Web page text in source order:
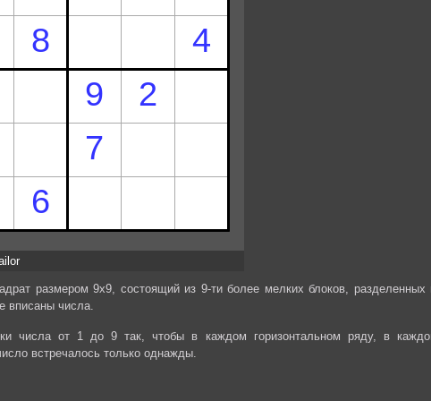
размером 9х9, состоящий из 9-ти более мелких блоков, разделенных
вписаны числа.
числа от 1 до 9 так, чтобы в каждом горизонтальном ряду, в
встречалось только однажды.